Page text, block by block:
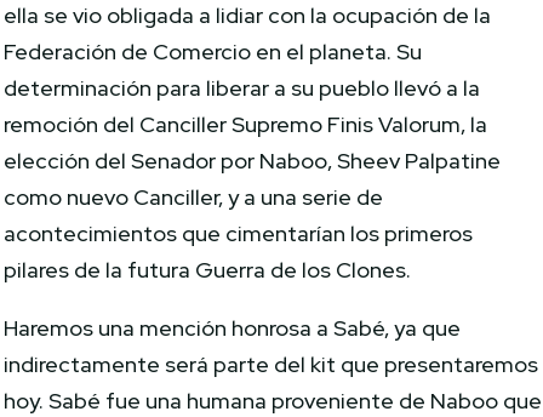
ella se vio obligada a lidiar con la ocupación de la
Federación de Comercio en el planeta. Su
determinación para liberar a su pueblo llevó a la
remoción del Canciller Supremo Finis Valorum, la
elección del Senador por Naboo, Sheev Palpatine
como nuevo Canciller, y a una serie de
acontecimientos que cimentarían los primeros
pilares de la futura Guerra de los Clones.
Haremos una mención honrosa a Sabé, ya que
indirectamente será parte del kit que presentaremos
hoy. Sabé fue una humana proveniente de Naboo que